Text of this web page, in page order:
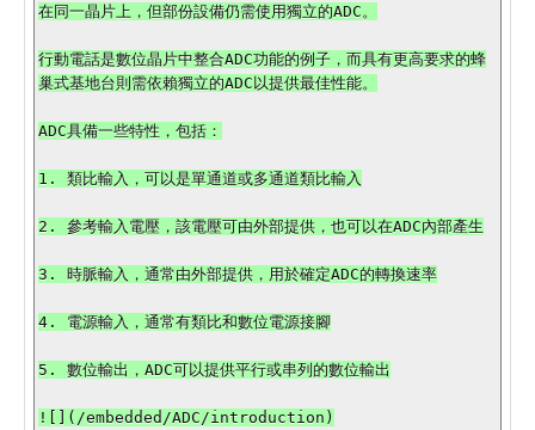
在同一晶片上，但部份設備仍需使用獨立的ADC。
行動電話是數位晶片中整合ADC功能的例子，而具有更高要求的蜂
巢式基地台則需依賴獨立的ADC以提供最佳性能。
ADC具備一些特性，包括：
1. 類比輸入，可以是單通道或多通道類比輸入
2. 參考輸入電壓，該電壓可由外部提供，也可以在ADC內部產生
3. 時脈輸入，通常由外部提供，用於確定ADC的轉換速率
4. 電源輸入，通常有類比和數位電源接腳
5. 數位輸出，ADC可以提供平行或串列的數位輸出
![](/embedded/ADC/introduction)